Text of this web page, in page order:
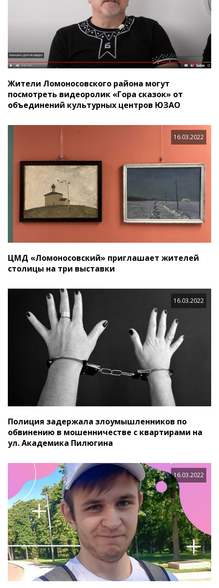
Жители Ломоносовского района могут
посмотреть видеоролик «Гора сказок» от
объединений культурных центров ЮЗАО
16.03.2022
ЦМД «Ломоносовский» приглашает жителей
столицы на три выставки
16.03.2022
Полиция задержала злоумышленников по
обвинению в мошенничестве с квартирами на
ул. Академика Пилюгина
16.03.2022